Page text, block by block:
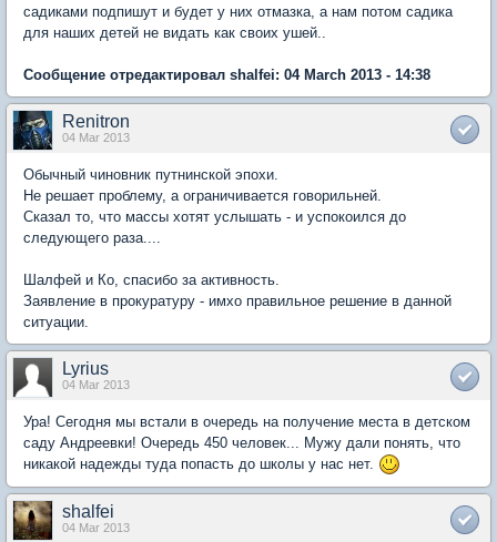
садиками подпишут и будет у них отмазка, а нам потом садика
для наших детей не видать как своих ушей..
Сообщение отредактировал shalfei: 04 March 2013 - 14:38
Renitron
04 Mar 2013
Обычный чиновник путнинской эпохи.
Не решает проблему, а ограничивается говорильней.
Сказал то, что массы хотят услышать - и успокоился до
следующего раза....
Шалфей и Ко, спасибо за активность.
Заявление в прокуратуру - имхо правильное решение в данной
ситуации.
Lyrius
04 Mar 2013
Ура! Сегодня мы встали в очередь на получение места в детском
саду Андреевки! Очередь 450 человек... Мужу дали понять, что
никакой надежды туда попасть до школы у нас нет.
shalfei
04 Mar 2013